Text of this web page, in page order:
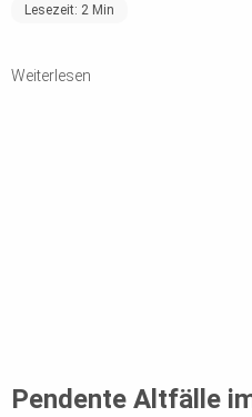
Lesezeit: 2 Min
Weiterlesen
Pendente Altfälle